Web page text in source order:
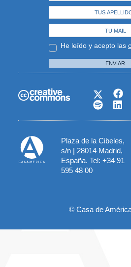
He leído y acepto las
ENVIAR
Plaza de la Cibeles,
s/n | 28014 Madrid,
España. Tel: +34 91
595 48 00
© Casa de